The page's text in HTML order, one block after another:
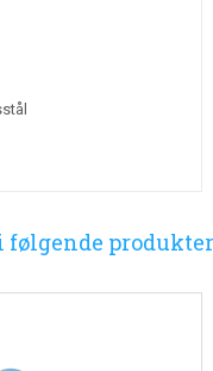
følgende produkter